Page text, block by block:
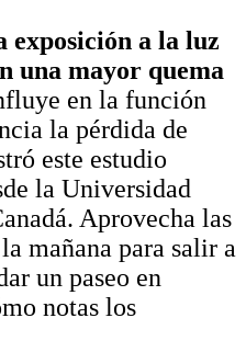
exposición a la luz
una mayor quema
en la función
la pérdida de
este estudio
la Universidad
Aprovecha las
mañana para salir a
un paseo en
notas los